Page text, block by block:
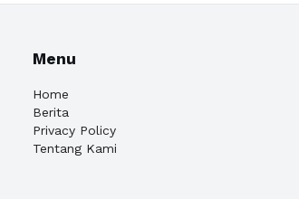
Menu
Home
Berita
Privacy Policy
Tentang Kami